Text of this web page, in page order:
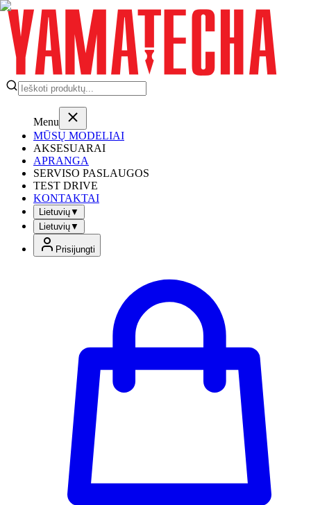
Menu
MŪSŲ MODELIAI
AKSESUARAI
APRANGA
SERVISO PASLAUGOS
TEST DRIVE
KONTAKTAI
Lietuvių▼
Lietuvių▼
Prisijungti